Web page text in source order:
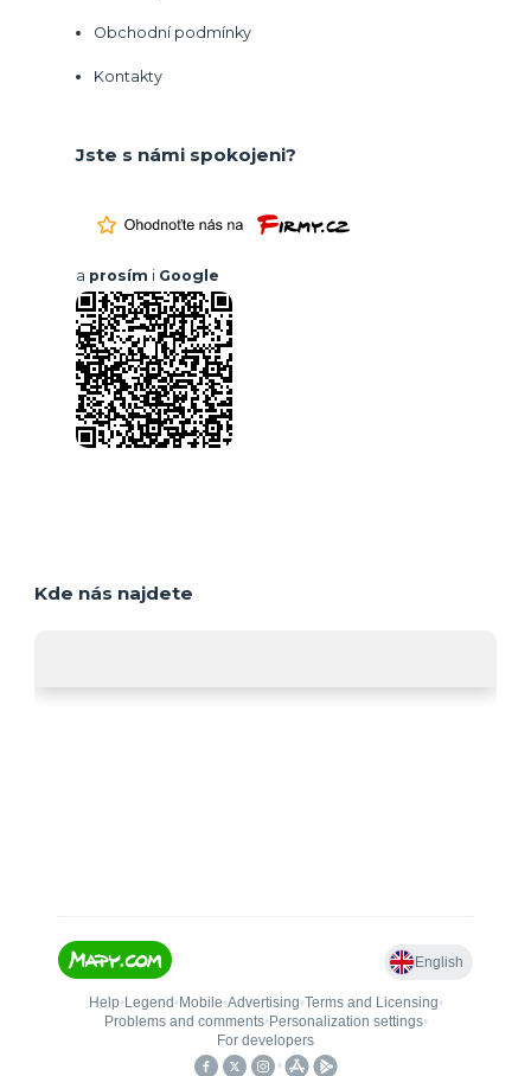
Obchodní podmínky
Kontakty
Jste s námi spokojeni?
a prosím i Google
Kde nás najdete